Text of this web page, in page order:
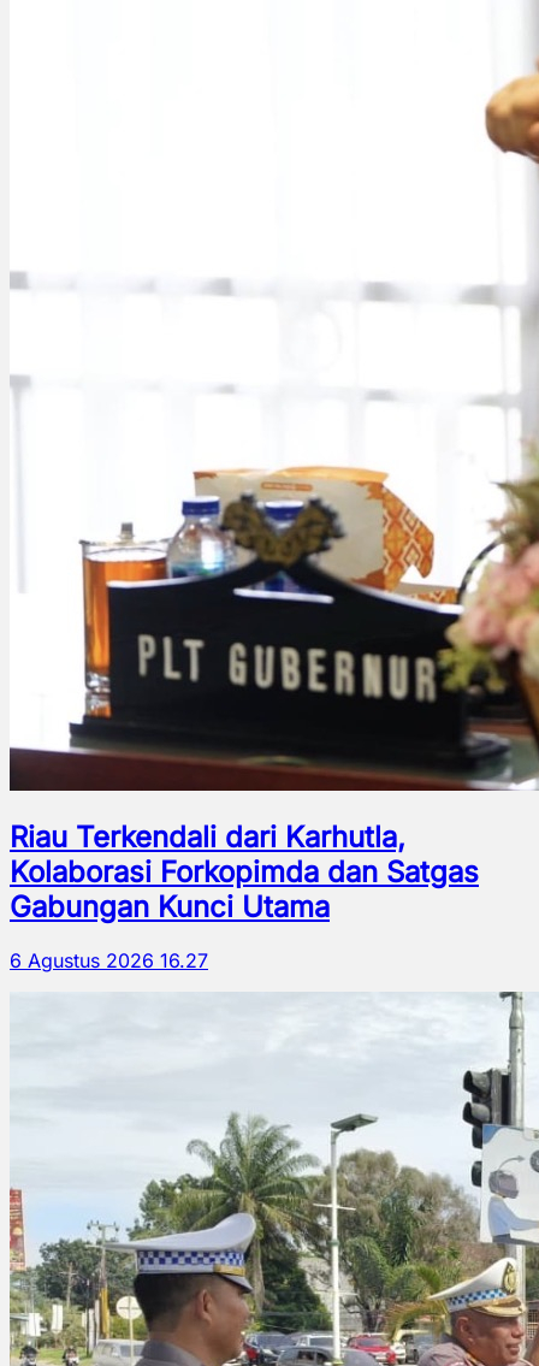
Riau Terkendali dari Karhutla,
Kolaborasi Forkopimda dan Satgas
Gabungan Kunci Utama
6 Agustus 2026 16.27